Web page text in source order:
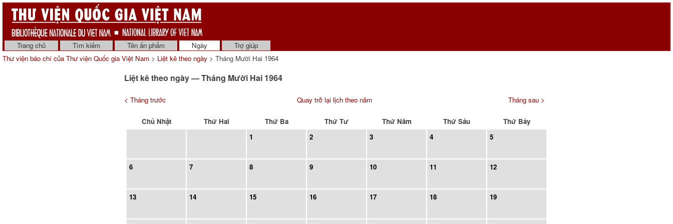
Trang chủ Tìm kiếm Tên ấn phẩm Ngày
Trợ giúp
Thư viện báo chí của Thư viện Quốc gia Việt Nam > Liệt kê theo ngày > Tháng Mười Hai 1964
Liệt kê theo ngày — Tháng Mười Hai 1964
< Tháng trước Quay trở lại lịch theo năm Tháng sau >
Chủ Nhật Thứ Hai Thứ Ba Thứ Tư Thứ Năm Thứ Sáu
Thứ Bảy
1
2 3 4 5
6 7 8 9 10 11 12
13 14 15 16 17 18 19